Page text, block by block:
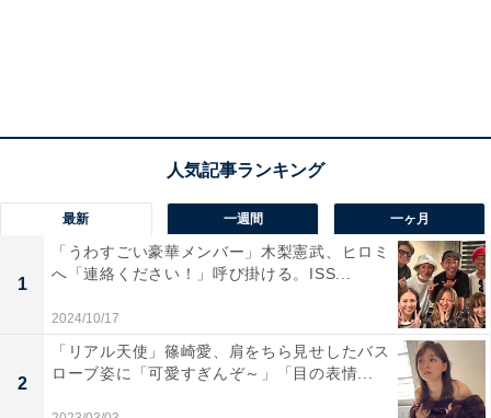
最新 一週間 一ヶ月
1
「うわすごい豪華メンバー」木梨憲武、ヒロミ
へ「連絡ください！」呼び掛ける。ISS...
2024/10/17
2
「リアル天使」篠崎愛、肩をちら見せしたバス
ローブ姿に「可愛すぎんぞ～」「目の表情...